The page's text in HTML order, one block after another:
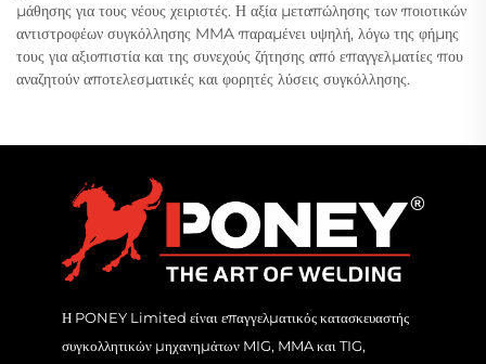
μάθησης για τους νέους χειριστές. Η αξία μεταπώλησης των ποιοτικών
αντιστροφέων συγκόλλησης MMA παραμένει υψηλή, λόγω της φήμης
τους για αξιοπιστία και της συνεχούς ζήτησης από επαγγελματίες που
αναζητούν αποτελεσματικές και φορητές λύσεις συγκόλλησης.
Η PONEY Limited είναι επαγγελματικός κατασκευαστής
συγκολλητικών μηχανημάτων MIG, MMA και TIG,